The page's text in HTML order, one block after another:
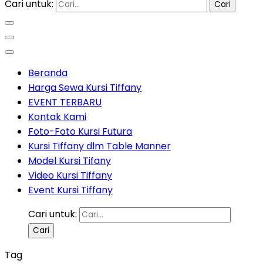
Cari untuk:
Beranda
Harga Sewa Kursi Tiffany
EVENT TERBARU
Kontak Kami
Foto-Foto Kursi Futura
Kursi Tiffany dlm Table Manner
Model Kursi Tifany
Video Kursi Tiffany
Event Kursi Tiffany
Cari untuk:
Tag